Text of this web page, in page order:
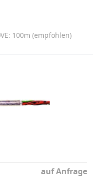
VE: 100m (empfohlen)
auf Anfrage